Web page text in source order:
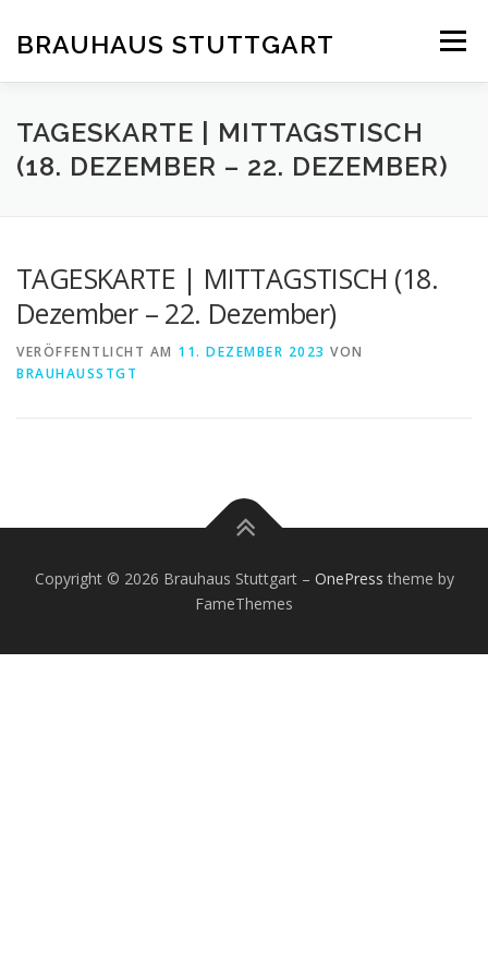
springen
BRAUHAUS STUTTGART Menü
TAGESKARTE | MITTAGSTISCH
(18. DEZEMBER – 22. DEZEMBER)
TAGESKARTE | MITTAGSTISCH (18.
Dezember – 22. Dezember)
VERÖFFENTLICHT AM 11. DEZEMBER 2023 VON
BRAUHAUSSTGT
Copyright © 2026 Brauhaus Stuttgart– OnePress theme by
FameThemes